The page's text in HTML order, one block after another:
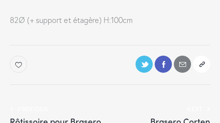
82Ø (+ support et étagère) H:100cm